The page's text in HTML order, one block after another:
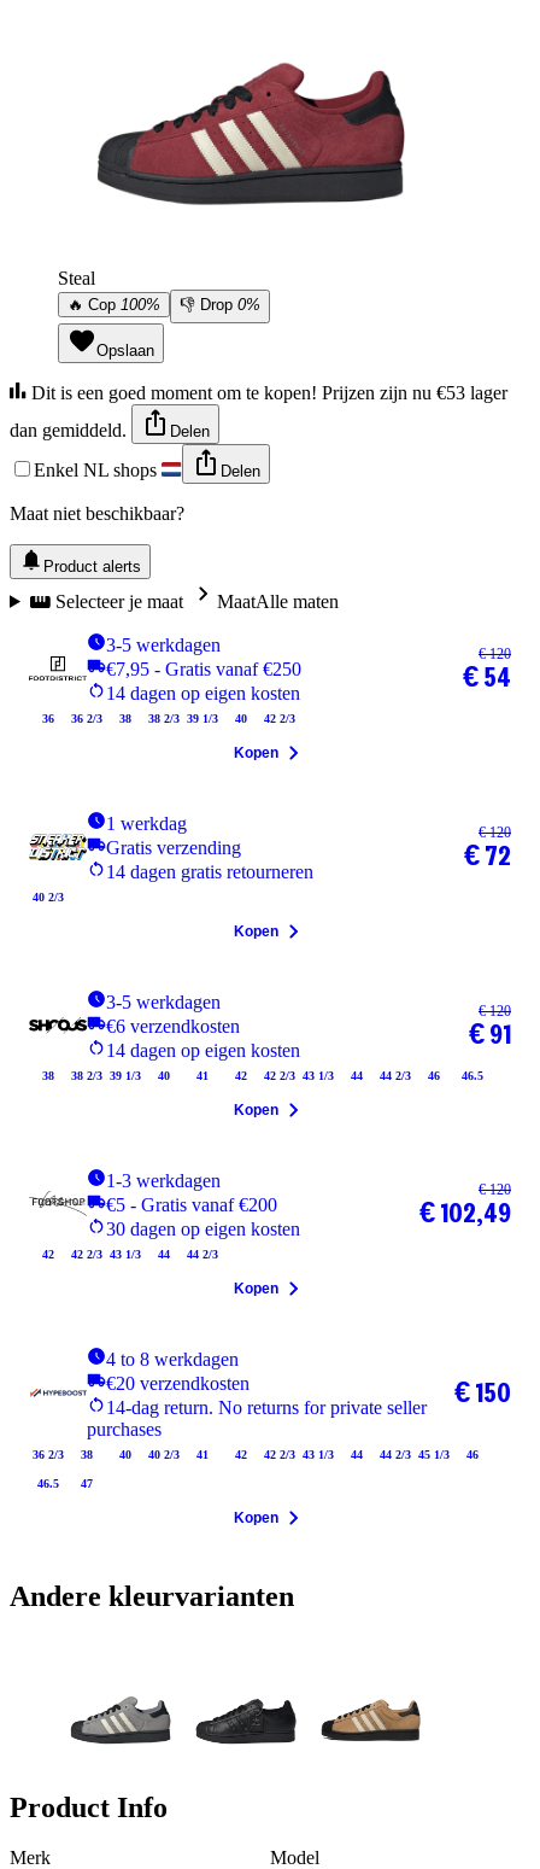
Steal
🔥 Cop 100% 👎 Drop 0%
Opslaan
Dit is een goed moment om te kopen! Prijzen zijn nu €53 lager
dan gemiddeld.
Delen
Enkel NL shops Delen
Maat niet beschikbaar?
Product alerts
Selecteer je maat MaatAlle maten
3-5 werkdagen
€7,95 - Gratis vanaf €250
14 dagen op eigen kosten
36 36 2/3 38 38 2/3 39 1/3 40 42 2/3
€ 120
€ 54
Kopen
1 werkdag
Gratis verzending
14 dagen gratis retourneren
40 2/3
€ 120
€ 72
Kopen
3-5 werkdagen
€6 verzendkosten
14 dagen op eigen kosten
38 38 2/3 39 1/3 40 41 42 42 2/3 43 1/3 44 44 2/3 46 46.5
€ 120
€ 91
Kopen
1-3 werkdagen
€5 - Gratis vanaf €200
30 dagen op eigen kosten
42 42 2/3 43 1/3 44 44 2/3
€ 120
€ 102,49
Kopen
4 to 8 werkdagen
€20 verzendkosten
14-dag return. No returns for private seller
purchases
36 2/3 38 40 40 2/3 41 42 42 2/3 43 1/3 44 44 2/3 45 1/3 46
46.5 47
€ 150
Kopen
Andere kleurvarianten
Product Info
Merk Model